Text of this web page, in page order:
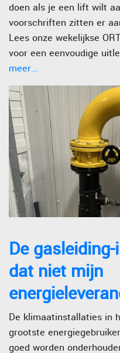
doen als je een lift wilt
voorschriften zitten er
Lees onze wekelijkse
voor een eenvoudige
meer...
De
dat niet mijn
De klimaatinstallaties in
grootste
goed worden